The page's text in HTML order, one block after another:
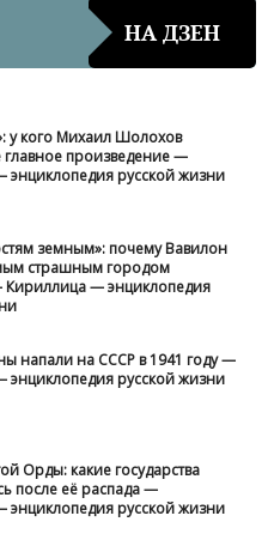
НА ДЗЕН
у кого Михаил Шолохов
главное произведение —
энциклопедия русской жизни
земным»: почему Вавилон
страшным городом
Кириллица — энциклопедия
напали на СССР в 1941 году —
энциклопедия русской жизни
Орды: какие государства
после её распада —
энциклопедия русской жизни